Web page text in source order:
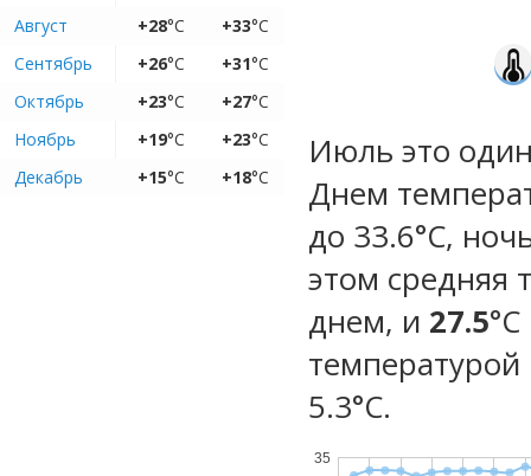
Август
+28°C +33°C
Сентябрь
+26°C +31°C
Октябрь
+23°C +27°C
Ноябрь
+19°C +23°C
Декабрь
+15°C +18°C
Июль это
Днем
до 33.6°C,
этом средняя
днем, и 27.5
температурой
5.3°С.
35